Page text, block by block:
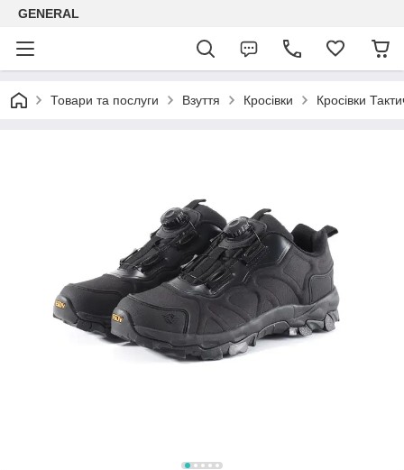
GENERAL
Товари та послуги Взуття Кросівки Кросівки